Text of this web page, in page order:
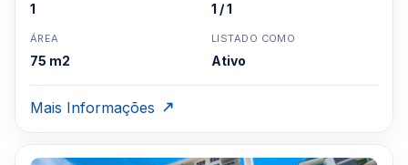
1 1 / 1
ÁREA
75 m2
LISTADO COMO
Ativo
Mais Informações